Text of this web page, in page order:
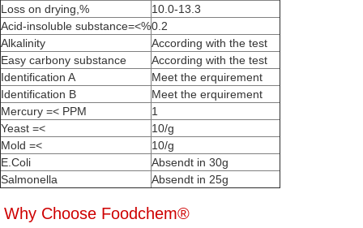
Loss on drying,%
10.0-13.3
Acid-insoluble substance=<%0.2
Alkalinity
According with the test
Easy carbony substance
According with the test
Identification A
Meet the erquirement
Identification B
Meet the erquirement
Mercury =< PPM
1
Yeast =<
10/g
Mold =<
10/g
E.Coli
Absendt in 30g
Salmonella
Absendt in 25g
Why Choose Foodchem®